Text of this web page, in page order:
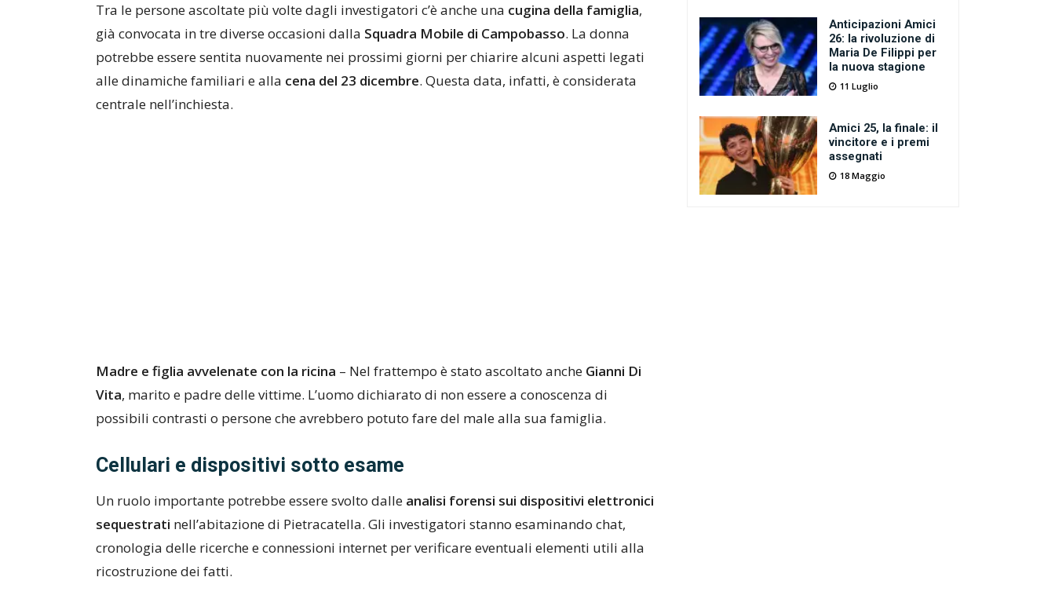
Tra le persone ascoltate più volte dagli investigatori c’è anche una cugina della famiglia,
già convocata in tre diverse occasioni dalla Squadra Mobile di Campobasso. La donna
potrebbe essere sentita nuovamente nei prossimi giorni per chiarire alcuni aspetti legati
alle dinamiche familiari e alla cena del 23 dicembre. Questa data, infatti, è considerata
centrale nell’inchiesta.
Madre e figlia avvelenate con la ricina – Nel frattempo è stato ascoltato anche Gianni Di
Vita, marito e padre delle vittime. L’uomo dichiarato di non essere a conoscenza di
possibili contrasti o persone che avrebbero potuto fare del male alla sua famiglia.
Cellulari e dispositivi sotto esame
Un ruolo importante potrebbe essere svolto dalle analisi forensi sui dispositivi elettronici
sequestrati nell’abitazione di Pietracatella. Gli investigatori stanno esaminando chat,
cronologia delle ricerche e connessioni internet per verificare eventuali elementi utili alla
ricostruzione dei fatti.
Anticipazioni Amici
26: la rivoluzione di
Maria De Filippi per
la nuova stagione
11 Luglio
Amici 25, la finale: il
vincitore e i premi
assegnati
18 Maggio